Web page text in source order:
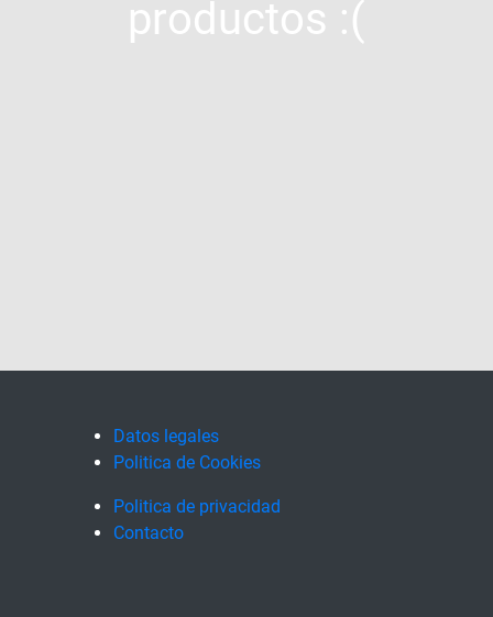
productos :(
Datos legales
Politica de Cookies
Politica de privacidad
Contacto